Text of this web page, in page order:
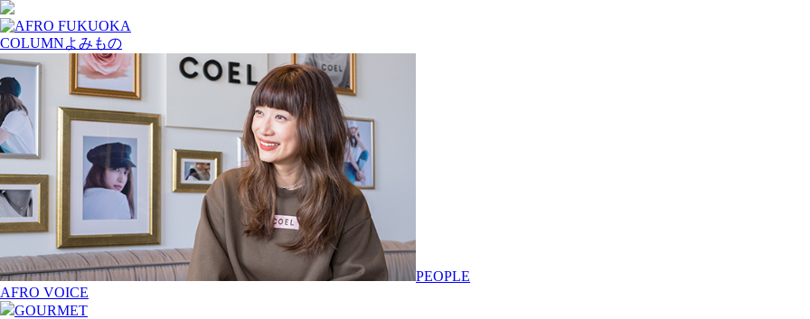
COLUMNよみもの
PEOPLE
AFRO VOICE
GOURMET